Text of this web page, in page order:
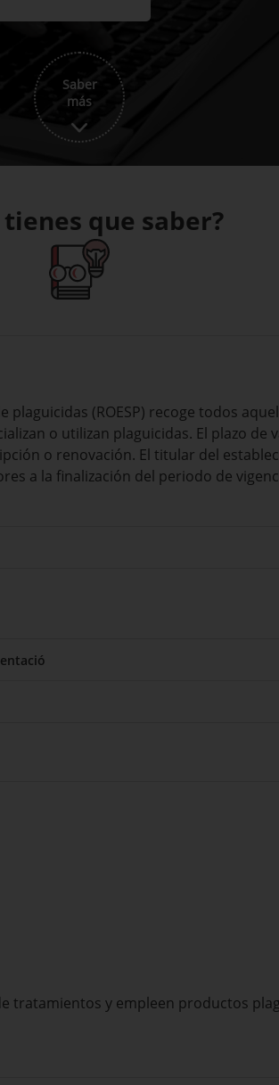
Saber
más
tienes que saber?
plaguicidas (ROESP) recoge todos
o utilizan plaguicidas. El plazo de
o renovación. El titular del
a la finalización del periodo de
tratamientos y empleen productos